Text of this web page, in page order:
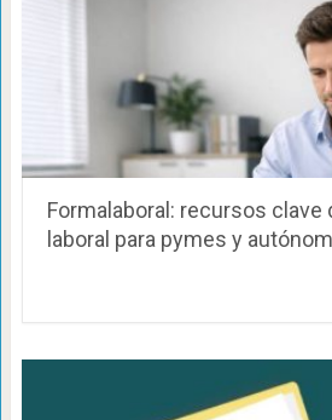
Formalaboral: recursos clave
laboral para pymes y